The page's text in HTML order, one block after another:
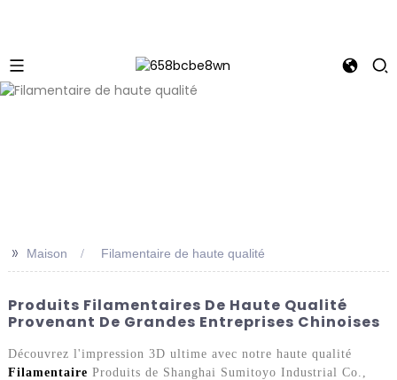
>> Maison Filamentaire de haute qualité
Produits Filamentaires De Haute Qualité
Provenant De Grandes Entreprises Chinoises
Découvrez l'impression 3D ultime avec notre haute qualité
Filamentaire Produits de Shanghai Sumitoyo Industrial Co.,